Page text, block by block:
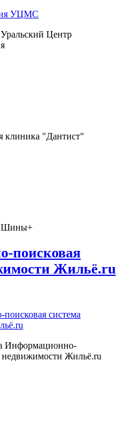
Центр
клиника "Дантист"
Шины+
поисковая
Жильё.ru
Информационно-
недвижимости Жильё.ru